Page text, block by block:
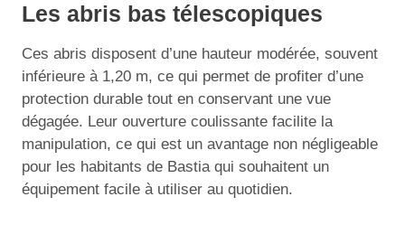
Les abris bas télescopiques
Ces abris disposent d’une hauteur modérée, souvent
inférieure à 1,20 m, ce qui permet de profiter d’une
protection durable tout en conservant une vue
dégagée. Leur ouverture coulissante facilite la
manipulation, ce qui est un avantage non négligeable
pour les habitants de Bastia qui souhaitent un
équipement facile à utiliser au quotidien.